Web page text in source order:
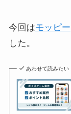
今回はモッピー
した。
あわせて読みたい